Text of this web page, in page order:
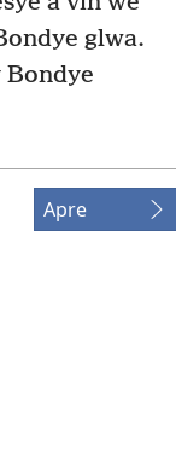
glwa.
Bondye
Apre